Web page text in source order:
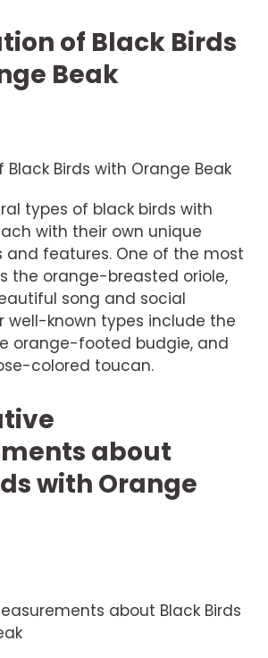
of Black Birds
Beak
Birds with Orange Beak
types of black birds with
with their own unique
features. One of the most
the orange-breasted oriole,
song and social
well-known types include the
orange-footed budgie, and
colored toucan.
about
with Orange
about Black Birds